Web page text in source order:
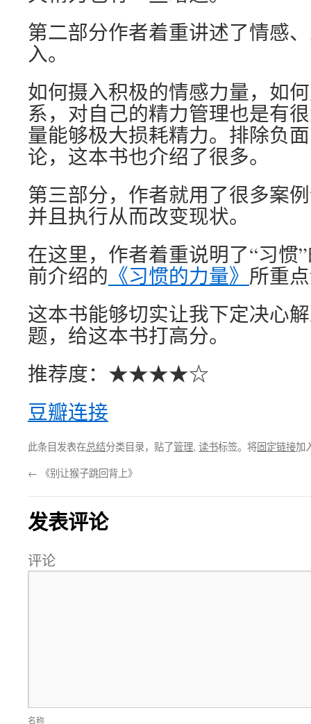
第二部分作者着重讲述了情感
入。
如何摄入积极的情感力量，如
系，对自己的精力管理也是有
量能够极大损耗精力。排除负
论，这本书也介绍了很多。
第三部分，作者就用了很多案
并且执行从而改变现状。
在这里，作者着重说明了“习惯
前介绍的 《习惯的力量》 所重
这本书能够切实让我下定决心
题，给这本书打高分。
推荐度：★★★★☆
豆瓣连接
此条目发表在总结分类目录，贴了管理, 读书标签。将固定链接加
← 《别让猴子跳回背上》
发表评论
评论
名称